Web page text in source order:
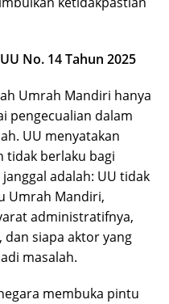
No. 14 Tahun 2025
Umrah Mandiri hanya
pengecualian dalam
UU menyatakan
tidak berlaku bagi
adalah: UU tidak
Umrah Mandiri,
administratifnya,
siapa aktor yang
masalah.
membuka pintu